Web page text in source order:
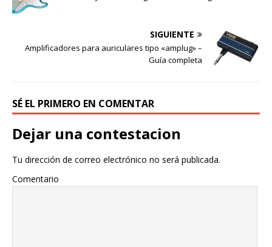
SIGUIENTE
Amplificadores para auriculares tipo «amplug» –
Guía completa
SÉ EL PRIMERO EN COMENTAR
Dejar una contestacion
Tu dirección de correo electrónico no será publicada.
Comentario